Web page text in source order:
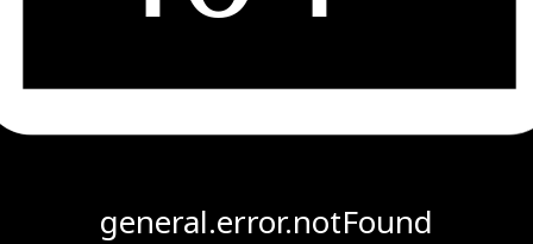
general.error.notFound